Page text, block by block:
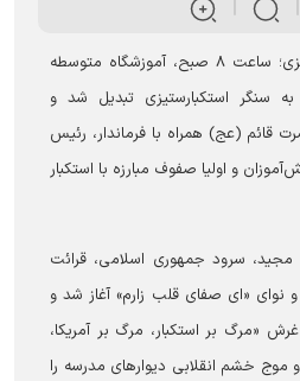
از مرکزی؛ ساعت ۸ صبح، آموزشگاه متوسطه
سنگر استکبارستیزی تبدیل شد و
قائم (عج) همراه با فرماندار، رئیس
و اولیا صفوف مبارزه با استکبار
مجید، سرود جمهوری اسلامی، قرائت
«ای صفای قلب زارم» آغاز شد و
«مرگ بر استکبار، مرگ بر آمریکا،
موج خشم انقلابی دیوارهای مدرسه را